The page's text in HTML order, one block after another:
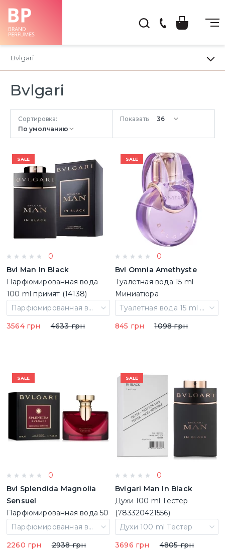
Bvlgari
Bvlgari
Сортировка: Показать:
SALE
0
Bvl Man In Black
Парфюмированная вода
100 ml примят (14138)
Парфюмированная вода 100 ml примят
3564 грн
4633 грн
SALE
0
Bvl Omnia Amethyste
Туалетная вода 15 ml
Миниатюра
Туалетная вода 15 ml Миниатюра
845 грн
1098 грн
SALE
0
Bvl Splendida Magnolia
Sensuel
Парфюмированная вода 50
ml (783320977381)
Парфюмированная вода 50 ml
2260 грн
2938 грн
SALE
0
Bvlgari Man In Black
Духи 100 ml Тестер
(783320421556)
Духи 100 ml Тестер
3696 грн
4805 грн